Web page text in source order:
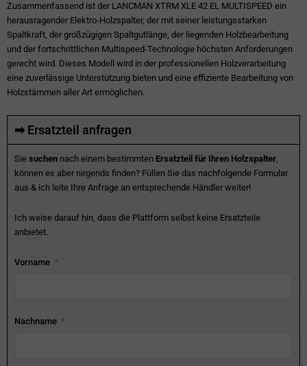
Zusammenfassend ist der LANCMAN XTRM XLE 42 EL MULTISPEED ein
herausragender Elektro-Holzspalter, der mit seiner leistungsstarken
Spaltkraft, der großzügigen Spaltgutlänge, der liegenden Holzbearbeitung
und der fortschrittlichen Multispeed-Technologie höchsten Anforderungen
gerecht wird. Dieses Modell wird in der professionellen Holzverarbeitung
eine zuverlässige Unterstützung bieten und eine effiziente Bearbeitung von
Holzstämmen aller Art ermöglichen.
➡ Ersatzteil anfragen
Sie suchen nach einem bestimmten Ersatzteil für Ihren Holzspalter,
können es aber nirgends finden? Füllen Sie das nachfolgende Formular
aus & ich leite Ihre Anfrage an entsprechende Händler weiter!
Ich weise darauf hin, dass die Plattform selbst keine Ersatzteile
anbietet.
Vorname
Nachname